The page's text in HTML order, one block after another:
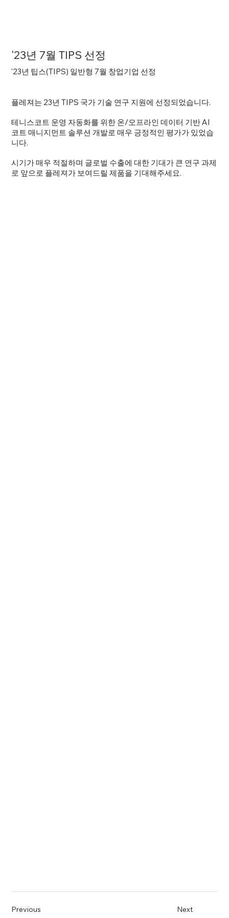
'23년 7월 TIPS 선정
'23년 팁스(TIPS) 일반형 7월 창업기업 선정
플레져는 23년 TIPS 국가 기술 연구 지원에 선정되었습니다.
테니스코트 운영 자동화를 위한 온/오프라인 데이터 기반 AI
코트 매니지먼트 솔루션 개발로 매우 긍정적인 평가가 있었습
니다.
시기가 매우 적절하며 글로벌 수출에 대한 기대가 큰 연구 과제
로 앞으로 플레져가 보여드릴 제품을 기대해주세요.
Previous Next